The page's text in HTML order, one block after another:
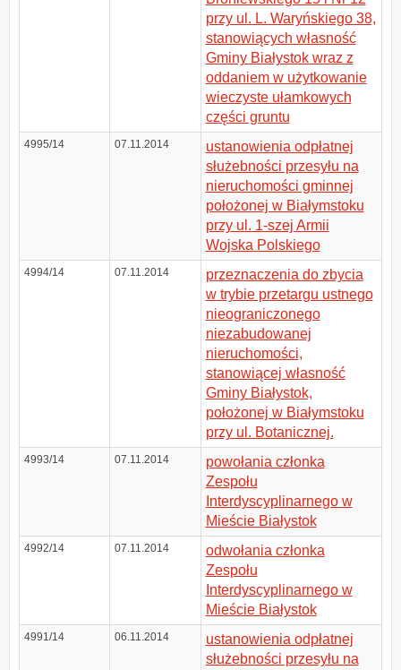
przy ul. L. Waryńskiego 38,
stanowiących własność
Gminy Białystok wraz z
oddaniem w użytkowanie
wieczyste ułamkowych
części gruntu
4995/14 07.11.2014
ustanowienia odpłatnej
służebności przesyłu na
nieruchomości gminnej
położonej w Białymstoku
przy ul. 1-szej Armii
Wojska Polskiego
4994/14 07.11.2014
przeznaczenia do zbycia
w trybie przetargu ustnego
nieograniczonego
niezabudowanej
nieruchomości,
stanowiącej własność
Gminy Białystok,
położonej w Białymstoku
przy ul. Botanicznej.
4993/14 07.11.2014
powołania członka
Zespołu
Interdyscyplinarnego w
Mieście Białystok
4992/14 07.11.2014
odwołania członka
Zespołu
Interdyscyplinarnego w
Mieście Białystok
4991/14 06.11.2014
ustanowienia odpłatnej
służebności przesyłu na